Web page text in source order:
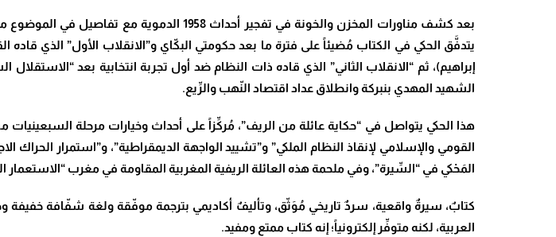
بعد كشف مناورات المخزن والخونة في تفجير
الشهيد المهدي بنبركة وانطلاق عداد اقتصاد النّهب والرِّيع.
هذا الحكي يتواصل في “حكاية عائلة من الريف”، مُركِّزاً على أحداث وخيارات مرحلة
القومي والإسلامي لإنقاذ النظام الملكي” و”تشييد الواجهة الديمقراطية”، و”استمرار
المَحْكي في “السِّيرة”، وفي ملحمة هذه العائلة الريفية المغربية المقاومة في مغرب “الاستعمار
كتابٌ، سيرةٌ واقعية، سردٌ تاريخي مُوَثّق، وتأليفٌ أكاديمي بترجمة موفّقة ولغة شفّافة خفيفة
العربية، لكنه متوفِّر إلكترونياً؛ إنه كتاب ممتع ومفيد.